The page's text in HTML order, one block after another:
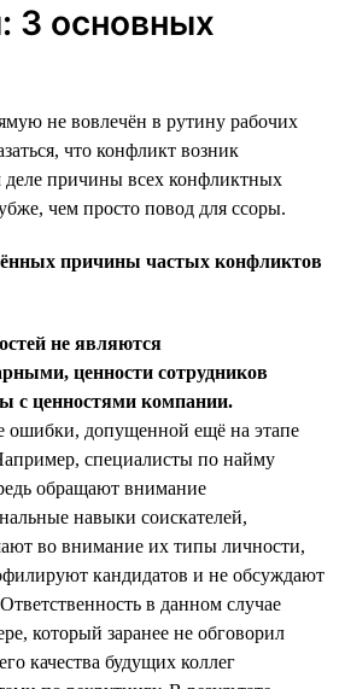
3 основных
не вовлечён в рутину рабочих
что конфликт возник
деле причины всех конфликтных
чем просто повод для ссоры.
причины частых конфликтов
не являются
ценности сотрудников
с ценностями компании.
ошибки, допущенной ещё на этапе
специалисты по найму
обращают внимание
навыки соискателей,
во внимание их типы личности,
кандидатов и не обсуждают
в данном случае
который заранее не обговорил
качества будущих коллег